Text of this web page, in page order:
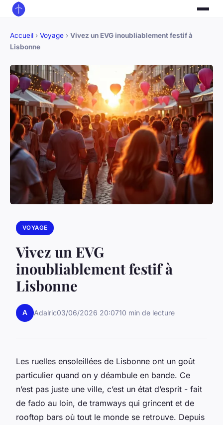
Accueil › Voyage › Vivez un EVG inoubliablement festif à
Lisbonne
VOYAGE
Vivez un EVG
inoubliablement festif à
Lisbonne
A Adalric03/06/2026 20:0710 min de lecture
Les ruelles ensoleillées de Lisbonne ont un goût
particulier quand on y déambule en bande. Ce
n’est pas juste une ville, c’est un état d’esprit - fait
de fado au loin, de tramways qui grincent et de
rooftop bars où tout le monde se retrouve. Depuis